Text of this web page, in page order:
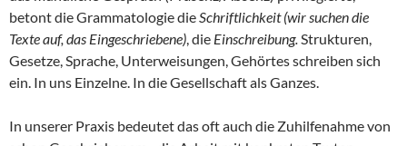
betont die Grammatologie dieSchriftlichkeit (wir suchen die
Texte auf, das Eingeschriebene), die Einschreibung.Strukturen,
Gesetze, Sprache, Unterweisungen, Gehörtes schreiben sich
ein. In uns Einzelne. In die Gesellschaft als Ganzes.
In unserer Praxis bedeutet das oft auch die Zuhilfenahme von